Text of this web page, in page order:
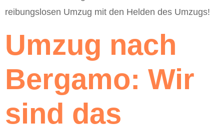
reibungslosen Umzug mit den Helden des Umzugs!
Umzug nach
Bergamo: Wir
sind das